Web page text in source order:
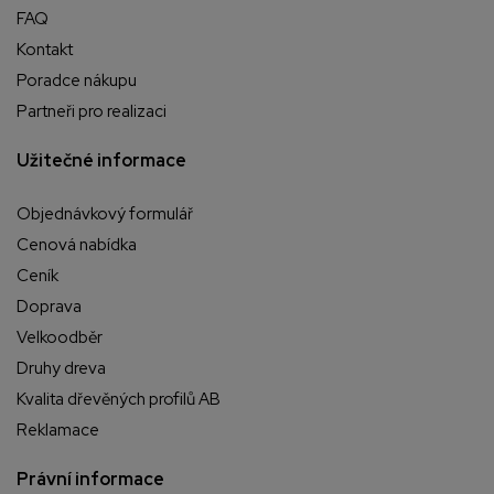
FAQ
Kontakt
Poradce nákupu
Partneři pro realizaci
Užitečné informace
Objednávkový formulář
Cenová nabídka
Ceník
Doprava
Velkoodběr
Druhy dreva
Kvalita dřevěných profilů AB
Reklamace
Právní informace